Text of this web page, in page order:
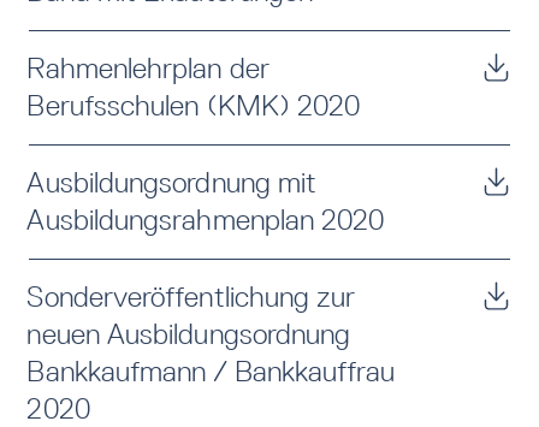
Rahmenlehrplan der
Berufsschulen (KMK) 2020
Ausbildungsordnung mit
Ausbildungsrahmenplan 2020
Sonderveröffentlichung zur
neuen Ausbildungsordnung
Bankkaufmann / Bankkauffrau
2020